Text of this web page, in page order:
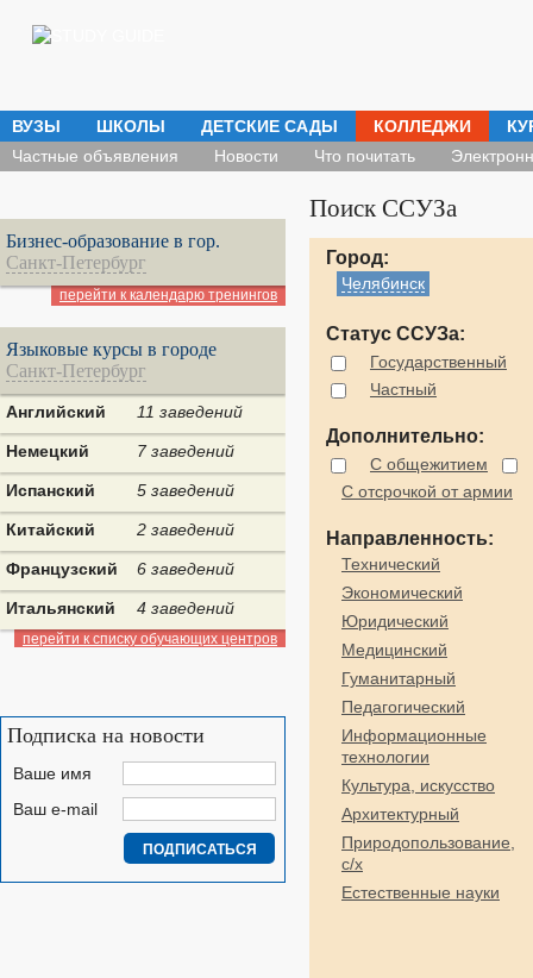
ВУЗЫ ШКОЛЫ ДЕТСКИЕ САДЫ КОЛЛЕДЖИ
Частные объявления
Новости Что почитать
Поиск ССУЗа
Город:
Челябинск
Статус ССУЗа:
Государственный
Частный
Дополнительно:
С общежитием
С отсрочкой от армии
Направленность:
Технический
Экономический
Юридический
Медицинский
Гуманитарный
Педагогический
Информационные
технологии
Культура, искусство
Архитектурный
Природопользование,
с/х
Естественные науки
Бизнес-образование в гор.
Санкт-Петербург
перейти к календарю тренингов
Языковые курсы в городе
Санкт-Петербург
Английский 11 заведений
Немецкий 7 заведений
Испанский 5 заведений
Китайский 2 заведений
Французский 6 заведений
Итальянский 4 заведений
перейти к списку обучающих центров
Подписка на новости
Ваше имя
Ваш e-mail